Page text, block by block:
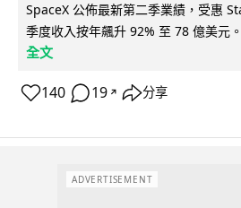
SpaceX 公佈最新第二季業績，受惠
季度收入按年飆升 92% 至 78 億美元
全文
140 19 ↗ 分享
ADVERTISEMENT